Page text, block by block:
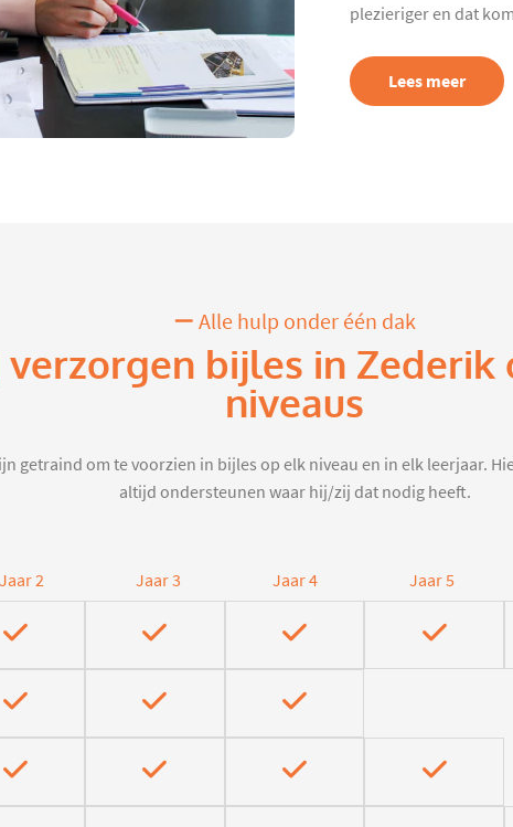
plezieriger en dat
Lees meer
Alle hulp onder één dak
bijles in Zederik
niveaus
getraind om te voorzien in bijles op elk niveau en in elk leerjaar.
altijd ondersteunen waar hij/zij dat nodig heeft.
Jaar 2 Jaar 3 Jaar 4 Jaar 5